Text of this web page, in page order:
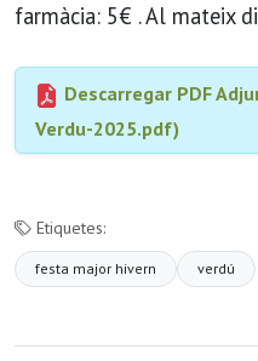
farmàcia: 5€ . Al mateix
Descarregar PDF
Verdu-2025.pdf)
Etiquetes:
festa major hivern verdú